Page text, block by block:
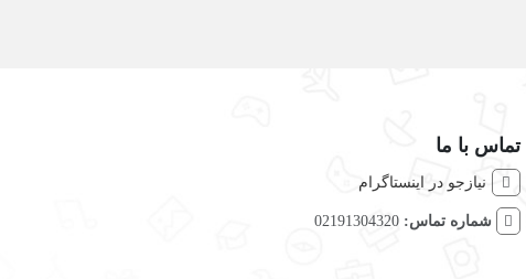
تماس با ما
نیازجو در اینستاگرام
شماره تماس: 02191304320